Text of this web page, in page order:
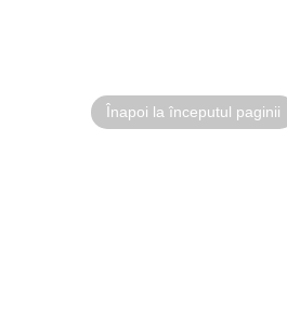
Înapoi la începutul paginii